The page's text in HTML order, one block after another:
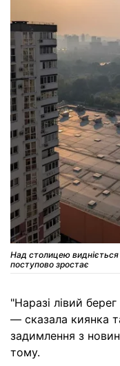
Над столицею видніється
поступово зростає
"Наразі лівий
— сказала киянка
задимлення з
тому.